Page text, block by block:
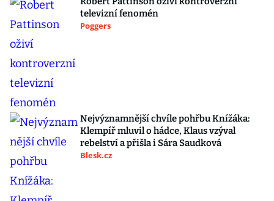
televizní fenomén
Poggers
Nejvýznamnější chvíle pohřbu Knížáka:
Klempíř mluvil o hádce, Klaus vzýval
rebelství a přišla i Sára Saudková
Blesk.cz